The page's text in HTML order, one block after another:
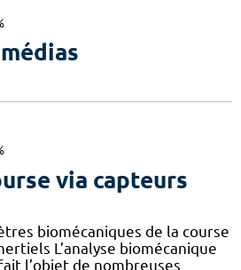
via capteurs
biomécaniques de la course
L’analyse biomécanique
l’objet de nombreuses